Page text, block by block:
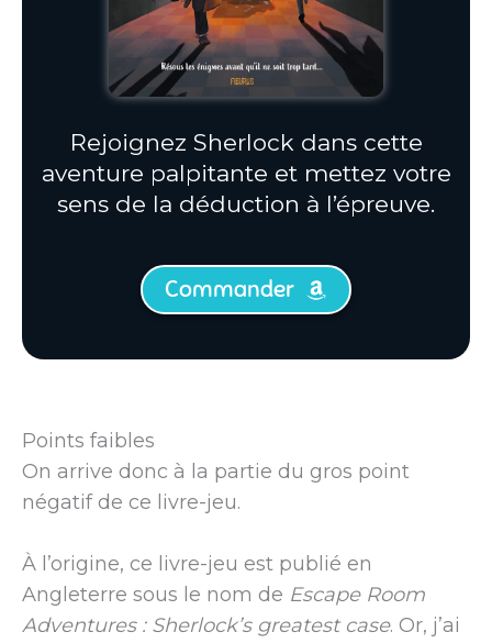
Rejoignez Sherlock dans cette
aventure palpitante et mettez votre
sens de la déduction à l’épreuve.
Commander
Points faibles
On arrive donc à la partie du gros point
négatif de ce livre-jeu.
À l’origine, ce livre-jeu est publié en
Angleterre sous le nom de Escape Room
Adventures : Sherlock’s greatest case. Or, j’ai